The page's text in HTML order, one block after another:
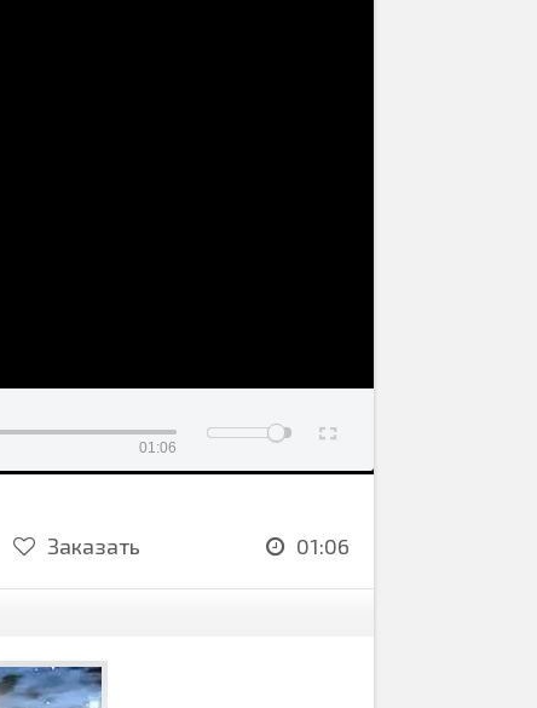
01:06
Заказать 01:06